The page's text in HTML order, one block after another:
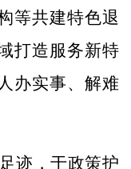
等共建特色退
打造服务新特
办实事、解难
迹，于政策护